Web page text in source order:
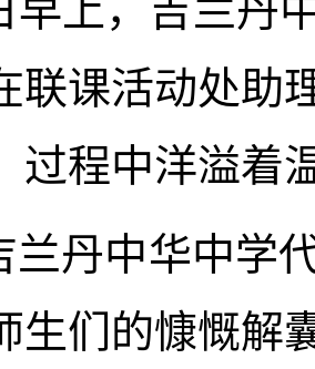
早上，吉兰丹
联课活动处助
过程中洋溢着
兰丹中华中学
生们的慷慨解